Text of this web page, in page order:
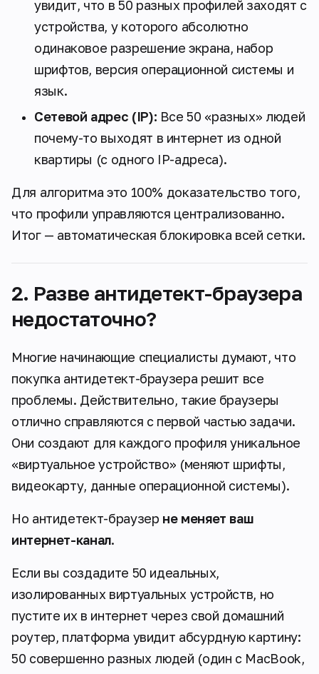
увидит, что в 50 разных профилей заходят с
устройства, у которого абсолютно
одинаковое разрешение экрана, набор
шрифтов, версия операционной системы и
язык.
Сетевой адрес (IP): Все 50 «разных» людей
почему-то выходят в интернет из одной
квартиры (с одного IP-адреса).
Для алгоритма это 100% доказательство того,
что профили управляются централизованно.
Итог — автоматическая блокировка всей сетки.
2. Разве антидетект-браузера
недостаточно?
Многие начинающие специалисты думают, что
покупка антидетект-браузера решит все
проблемы. Действительно, такие браузеры
отлично справляются с первой частью задачи.
Они создают для каждого профиля уникальное
«виртуальное устройство» (меняют шрифты,
видеокарту, данные операционной системы).
Но антидетект-браузер не меняет ваш
интернет-канал.
Если вы создадите 50 идеальных,
изолированных виртуальных устройств, но
пустите их в интернет через свой домашний
роутер, платформа увидит абсурдную картину:
50 совершенно разных людей (один с MacBook,